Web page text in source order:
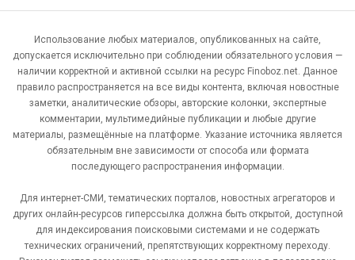
Использование любых материалов, опубликованных на сайте,
допускается исключительно при соблюдении обязательного условия —
наличии корректной и активной ссылки на ресурс Finoboz.net. Данное
правило распространяется на все виды контента, включая новостные
заметки, аналитические обзоры, авторские колонки, экспертные
комментарии, мультимедийные публикации и любые другие
материалы, размещённые на платформе. Указание источника является
обязательным вне зависимости от способа или формата
последующего распространения информации.
Для интернет-СМИ, тематических порталов, новостных агрегаторов и
других онлайн-ресурсов гиперссылка должна быть открытой, доступной
для индексирования поисковыми системами и не содержать
технических ограничений, препятствующих корректному переходу.